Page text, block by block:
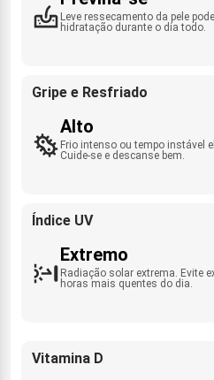
Leve ressecamento da pele
hidratação durante o dia todo.
Gripe e Resfriado
Alto
Frio intenso ou tempo instável
Cuide-se e descanse bem.
Índice UV
Extremo
Radiação solar extrema. Evite
horas mais quentes do dia.
Vitamina D